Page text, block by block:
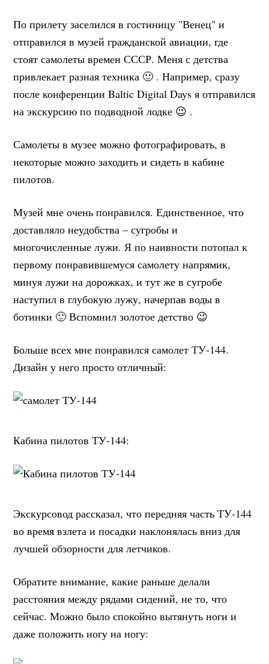
По прилету заселился в гостиницу "Венец" и
отправился в музей гражданской авиации, где
стоят самолеты времен СССР. Меня с детства
привлекает разная техника 🙂 . Например, сразу
после конференции Baltic Digital Days я отправился
на экскурсию по подводной лодке 😉 .
Самолеты в музее можно фотографировать, в
некоторые можно заходить и сидеть в кабине
пилотов.
Музей мне очень понравился. Единственное, что
доставляло неудобства – сугробы и
многочисленные лужи. Я по наивности потопал к
первому понравившемуся самолету напрямик,
минуя лужи на дорожках, и тут же в сугробе
наступил в глубокую лужу, начерпав воды в
ботинки 🙂 Вспомнил золотое детство 😉
Больше всех мне понравился самолет ТУ-144.
Дизайн у него просто отличный:
Кабина пилотов ТУ-144:
Экскурсовод рассказал, что передняя часть ТУ-144
во время взлета и посадки наклонялась вниз для
лучшей обзорности для летчиков.
Обратите внимание, какие раньше делали
расстояния между рядами сидений, не то, что
сейчас. Можно было спокойно вытянуть ноги и
даже положить ногу на ногу: